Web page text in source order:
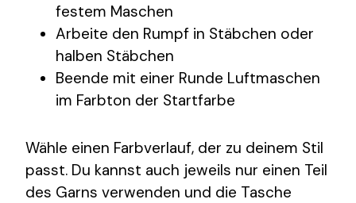
festem Maschen
Arbeite den Rumpf in Stäbchen oder
halben Stäbchen
Beende mit einer Runde Luftmaschen
im Farbton der Startfarbe
Wähle einen Farbverlauf, der zu deinem Stil
passt. Du kannst auch jeweils nur einen Teil
des Garns verwenden und die Tasche